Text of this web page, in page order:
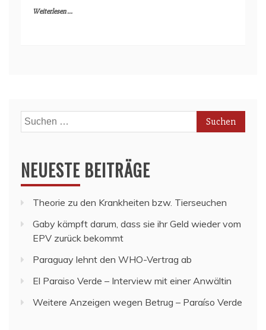
Weiterlesen ...
Suchen
nach:
NEUESTE BEITRÄGE
Theorie zu den Krankheiten bzw. Tierseuchen
Gaby kämpft darum, dass sie ihr Geld wieder vom
EPV zurück bekommt
Paraguay lehnt den WHO-Vertrag ab
El Paraiso Verde – Interview mit einer Anwältin
Weitere Anzeigen wegen Betrug – Paraíso Verde